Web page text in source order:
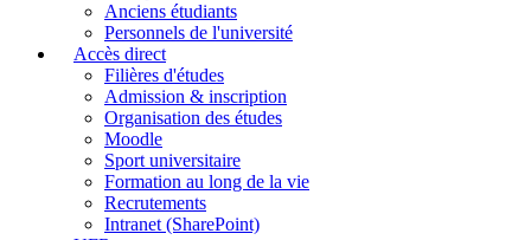
Anciens étudiants
Personnels de l'université
Accès direct
Filières d'études
Admission & inscription
Organisation des études
Moodle
Sport universitaire
Formation au long de la vie
Recrutements
Intranet (SharePoint)